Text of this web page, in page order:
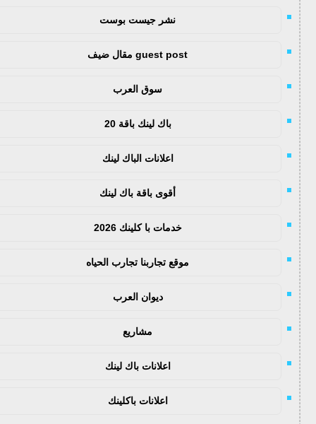
نشر جيست بوست
guest post مقال ضيف
سوق العرب
باك لينك باقة 20
اعلانات الباك لينك
أقوى باقة باك لينك
خدمات با كلينك 2026
موقع تجاربنا تجارب الحياه
ديوان العرب
مشاريع
اعلانات باك لينك
اعلانات باكلينك